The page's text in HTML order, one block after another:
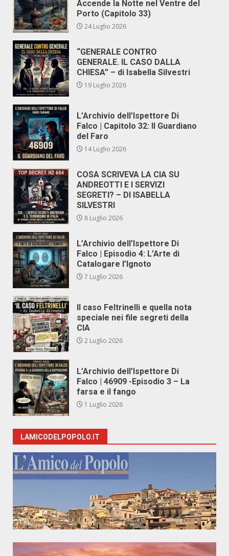
Accende la Notte nel Ventre del
Porto (Capitolo 33)
24 Luglio 2026
“GENERALE CONTRO
GENERALE. IL CASO DALLA
CHIESA” – di Isabella Silvestri
19 Luglio 2026
L’Archivio dell’Ispettore Di
Falco | Capitolo 32: Il Guardiano
del Faro
14 Luglio 2026
COSA SCRIVEVA LA CIA SU
ANDREOTTI E I SERVIZI
SEGRETI? – DI ISABELLA
SILVESTRI
8 Luglio 2026
L’Archivio dell’Ispettore Di
Falco | Episodio 4: L’Arte di
Catalogare l’Ignoto
7 Luglio 2026
Il caso Feltrinelli e quella nota
speciale nei file segreti della
CIA
2 Luglio 2026
L’Archivio dell’Ispettore Di
Falco | 46909 -Episodio 3 – La
farsa e il fango
1 Luglio 2026
LAMICODELPOPOLO.IT